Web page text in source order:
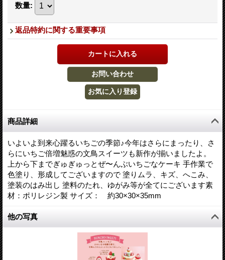
数量:
返品特約に関する重要事項
商品詳細
いよいよ到来心躍るいちごの季節♪今年はさらにまったり、さ
らにいちご倍増魅惑の文鳥スイーツも新作が揃いましたよ。
上から下までぎゅぎゅっとぜ〜んぶいちごなケーキ 手作業で
色塗り、形成してございますので 塗りムラ、キズ、へこみ、
塗装のはみ出し 塗料のたれ、ゆがみ等が全てにございます素
材：ポリレジン製 サイズ： 約30×30×35mm
他の写真